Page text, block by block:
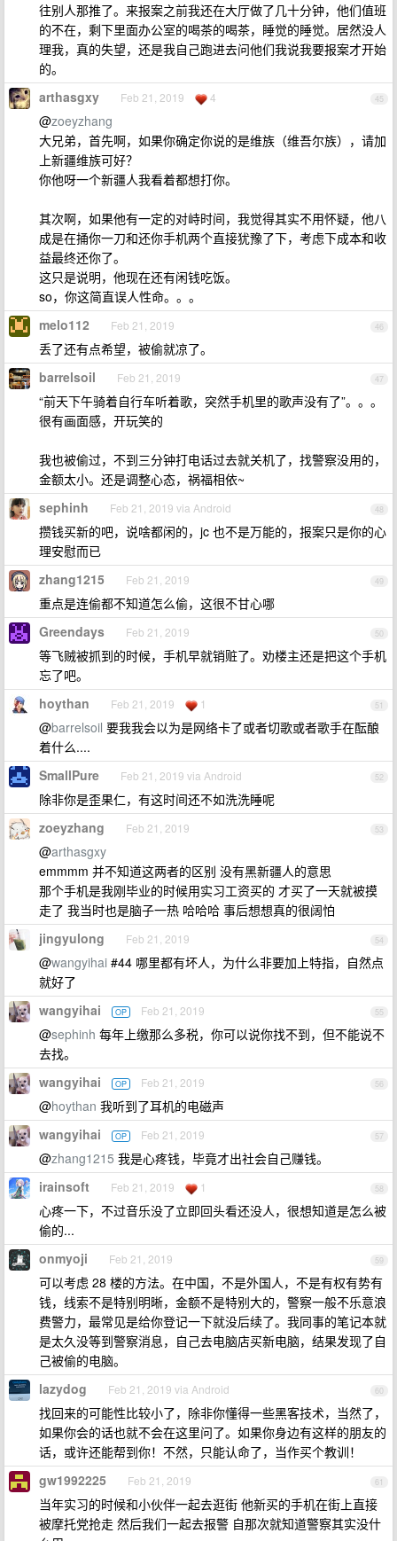
往别人那推了。来报案之前我还在大厅做了几十分钟，他们值班
的不在，剩下里面办公室的喝茶的喝茶，睡觉的睡觉。居然没人
理我，真的失望，还是我自己跑进去问他们我说我要报案才开始
的。
45
arthasgxy Feb 21, 2019 4
@zoeyzhang
大兄弟，首先啊，如果你确定你说的是维族（维吾尔族），请加
上新疆维族可好？
你他呀一个新疆人我看着都想打你。
其次啊，如果他有一定的对峙时间，我觉得其实不用怀疑，他八
成是在捅你一刀和还你手机两个直接犹豫了下，考虑下成本和收
益最终还你了。
这只是说明，他现在还有闲钱吃饭。
so，你这简直误人性命。。。
46
melo112 Feb 21, 2019
丢了还有点希望，被偷就凉了。
47
barrelsoil Feb 21, 2019
“前天下午骑着自行车听着歌，突然手机里的歌声没有了”。。。
很有画面感，开玩笑的
我也被偷过，不到三分钟打电话过去就关机了，找警察没用的，
金额太小。还是调整心态，祸福相依~
48
sephinh Feb 21, 2019 via Android
攒钱买新的吧，说啥都闲的，jc 也不是万能的，报案只是你的心
理安慰而已
49
zhang1215 Feb 21, 2019
重点是连偷都不知道怎么偷，这很不甘心哪
50
Greendays Feb 21, 2019
等飞贼被抓到的时候，手机早就销赃了。劝楼主还是把这个手机
忘了吧。
51
hoythan Feb 21, 2019 1
@barrelsoil 要我我会以为是网络卡了或者切歌或者歌手在酝酿
着什么....
52
SmallPure Feb 21, 2019 via Android
除非你是歪果仁，有这时间还不如洗洗睡呢
53
zoeyzhang Feb 21, 2019
@arthasgxy
emmmm 并不知道这两者的区别 没有黑新疆人的意思
那个手机是我刚毕业的时候用实习工资买的 才买了一天就被摸
走了 我当时也是脑子一热 哈哈哈 事后想想真的很阔怕
54
jingyulong Feb 21, 2019
@wangyihai #44 哪里都有坏人，为什么非要加上特指，自然点
就好了
55
wangyihai OP Feb 21, 2019
@sephinh 每年上缴那么多税，你可以说你找不到，但不能说不
去找。
56
wangyihai OP Feb 21, 2019
@hoythan 我听到了耳机的电磁声
57
wangyihai OP Feb 21, 2019
@zhang1215 我是心疼钱，毕竟才出社会自己赚钱。
58
irainsoft Feb 21, 2019 1
心疼一下，不过音乐没了立即回头看还没人，很想知道是怎么被
偷的...
59
onmyoji Feb 21, 2019
可以考虑 28 楼的方法。在中国，不是外国人，不是有权有势有
钱，线索不是特别明晰，金额不是特别大的，警察一般不乐意浪
费警力，最常见是给你登记一下就没后续了。我同事的笔记本就
是太久没等到警察消息，自己去电脑店买新电脑，结果发现了自
己被偷的电脑。
60
lazydog Feb 21, 2019 via Android
找回来的可能性比较小了，除非你懂得一些黑客技术，当然了，
如果你会的话也就不会在这里问了。如果你身边有这样的朋友的
话，或许还能帮到你！不然，只能认命了，当作买个教训！
61
gw1992225 Feb 21, 2019
当年实习的时候和小伙伴一起去逛街 他新买的手机在街上直接
被摩托党抢走 然后我们一起去报警 自那次就知道警察其实没什